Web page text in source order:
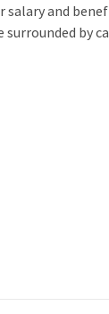
and
surrounded